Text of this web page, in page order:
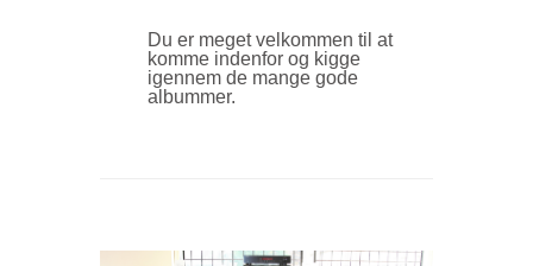
Du er meget velkommen til at
komme indenfor og kigge
igennem de mange gode
albummer.